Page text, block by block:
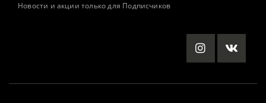
Новости и акции только для Подписчиков